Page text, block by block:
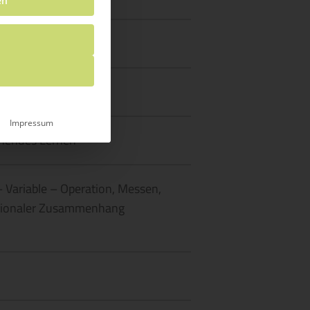
Lernen
Variable – Operation, Messen,
Zusammenhang
Impressum